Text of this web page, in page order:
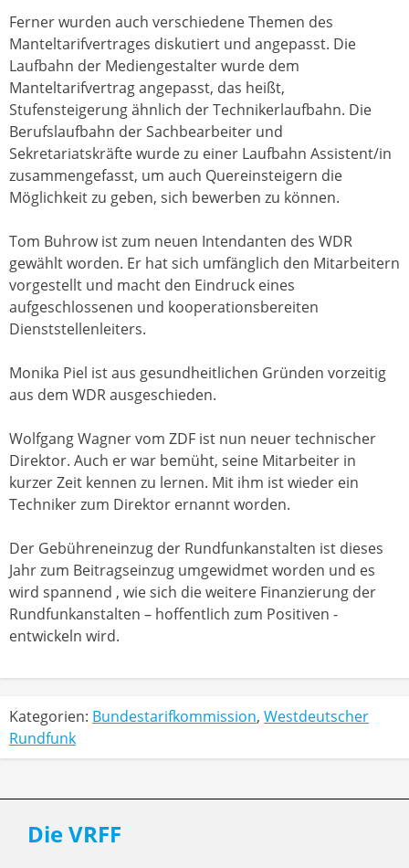
Ferner wurden auch verschiedene Themen des
Manteltarifvertrages diskutiert und angepasst. Die
Laufbahn der Mediengestalter wurde dem
Manteltarifvertrag angepasst, das heißt,
Stufensteigerung ähnlich der Technikerlaufbahn. Die
Berufslaufbahn der Sachbearbeiter und
Sekretariatskräfte wurde zu einer Laufbahn Assistent/in
zusammengefasst, um auch Quereinsteigern die
Möglichkeit zu geben, sich bewerben zu können.
Tom Buhrow ist zum neuen Intendanten des WDR
gewählt worden. Er hat sich umfänglich den Mitarbeitern
vorgestellt und macht den Eindruck eines
aufgeschlossenen und kooperationsbereiten
Dienststellenleiters.
Monika Piel ist aus gesundheitlichen Gründen vorzeitig
aus dem WDR ausgeschieden.
Wolfgang Wagner vom ZDF ist nun neuer technischer
Direktor. Auch er war bemüht, seine Mitarbeiter in
kurzer Zeit kennen zu lernen. Mit ihm ist wieder ein
Techniker zum Direktor ernannt worden.
Der Gebühreneinzug der Rundfunkanstalten ist dieses
Jahr zum Beitragseinzug umgewidmet worden und es
wird spannend , wie sich die weitere Finanzierung der
Rundfunkanstalten – hoffentlich zum Positiven -
entwickeln wird.
Kategorien: Bundestarifkommission, Westdeutscher
Rundfunk
Die VRFF